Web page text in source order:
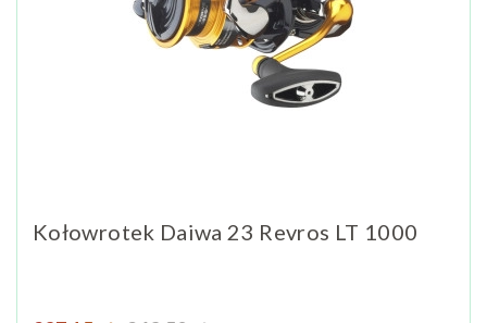
Kołowrotek Daiwa 23 Revros LT 1000